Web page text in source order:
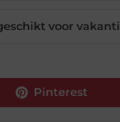
voor
Pinterest